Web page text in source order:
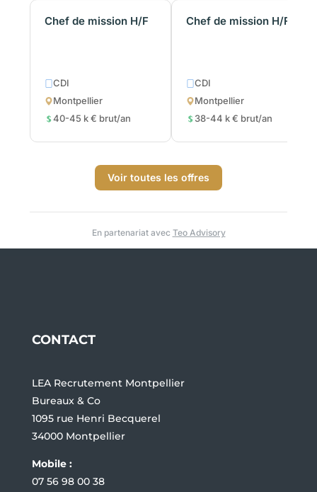
Chef de mission H/F
CDI
Montpellier
40-45 k € brut/an
Chef de mission H/F
CDI
Montpellier
38-44 k € brut/an
Voir toutes les offres
En partenariat avec Teo Advisory
CONTACT
LEA Recrutement Montpellier
Bureaux & Co
1095 rue Henri Becquerel
34000 Montpellier
Mobile :
07 56 98 00 38